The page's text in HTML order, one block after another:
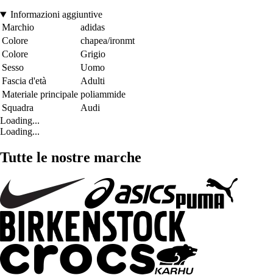
Informazioni aggiuntive
Marchio
adidas
Colore
chapea/ironmt
Colore
Grigio
Sesso
Uomo
Fascia d'età
Adulti
Materiale principale poliammide
Squadra
Audi
Loading...
Loading...
Tutte le nostre marche